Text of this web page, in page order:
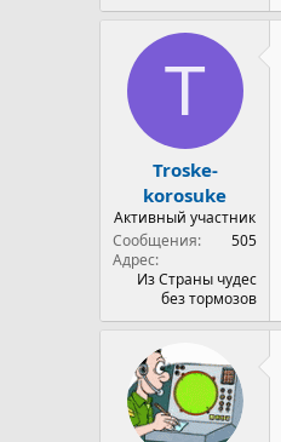
T
Troske-
korosuke
Активный участник
Сообщения
505
Адрес
Из Страны чудес
без тормозов